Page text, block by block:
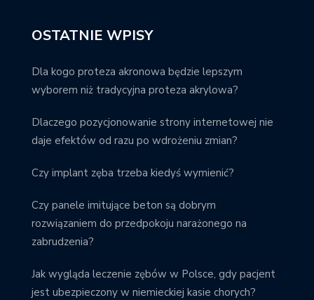
OSTATNIE WPISY
Dla kogo proteza akronowa będzie lepszym
wyborem niż tradycyjna proteza akrylowa?
Dlaczego pozycjonowanie strony internetowej nie
daje efektów od razu po wdrożeniu zmian?
Czy implant zęba trzeba kiedyś wymienić?
Czy panele imitujące beton są dobrym
rozwiązaniem do przedpokoju narażonego na
zabrudzenia?
Jak wygląda leczenie zębów w Polsce, gdy pacjent
jest ubezpieczony w niemieckiej kasie chorych?